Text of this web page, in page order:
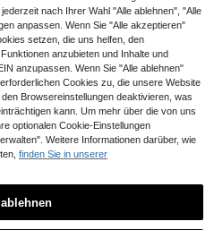
19
nach Ihrer Wahl "Alle ablehnen", "Alle
anpassen. Wenn Sie "Alle akzeptieren"
setzen, die uns helfen, den
anzubieten und Inhalte und
anzupassen. Wenn Sie "Alle ablehnen"
Cookies zu, die unsere Website
Browsereinstellungen deaktivieren, was
kann. Um mehr über die von uns
optionalen Cookie-Einstellungen
Weitere Informationen darüber, wie
finden Sie in unserer